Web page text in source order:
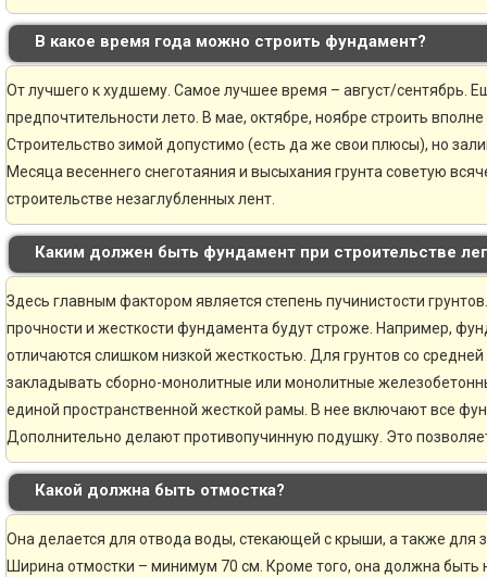
В какое время года можно строить фундамент?
От лучшего к худшему. Самое лучшее время – август/сентябрь.
предпочтительности лето. В мае, октябре, ноябре строить
Строительство зимой допустимо (есть да же свои плюсы), но
Месяца весеннего снеготаяния и высыхания грунта советую
строительстве незаглубленных лент.
Каким должен быть фундамент при строительстве
Здесь главным фактором является степень пучинистости
прочности и жесткости фундамента будут строже. Например,
отличаются слишком низкой жесткостью. Для грунтов со
закладывать сборно-монолитные или монолитные
единой пространственной жесткой рамы. В нее включают все
Дополнительно делают противопучинную подушку. Это
Какой должна быть отмостка?
Она делается для отвода воды, стекающей с крыши, а также для
Ширина отмостки – минимум 70 см. Кроме того, она должна быть